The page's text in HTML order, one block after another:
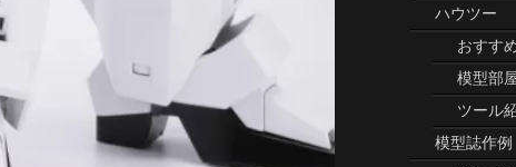
展示会
2ガンダ